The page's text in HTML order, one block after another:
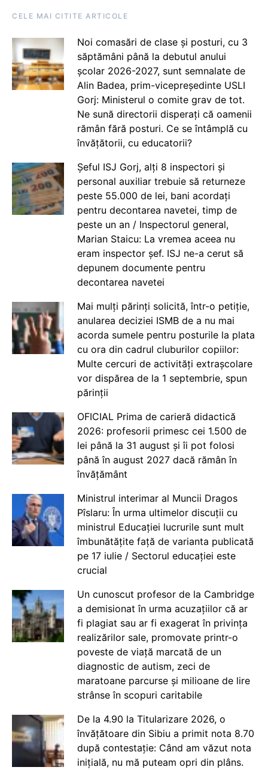
CELE MAI CITITE ARTICOLE
Noi comasări de clase și posturi, cu 3
săptămâni până la debutul anului
școlar 2026-2027, sunt semnalate de
Alin Badea, prim-vicepreședinte USLI
Gorj: Ministerul o comite grav de tot.
Ne sună directorii disperați că oamenii
rămân fără posturi. Ce se întâmplă cu
învățătorii, cu educatorii?
Șeful ISJ Gorj, alți 8 inspectori și
personal auxiliar trebuie să returneze
peste 55.000 de lei, bani acordați
pentru decontarea navetei, timp de
peste un an / Inspectorul general,
Marian Staicu: La vremea aceea nu
eram inspector șef. ISJ ne-a cerut să
depunem documente pentru
decontarea navetei
Mai mulți părinți solicită, într-o petiție,
anularea deciziei ISMB de a nu mai
acorda sumele pentru posturile la plata
cu ora din cadrul cluburilor copiilor:
Multe cercuri de activități extrașcolare
vor dispărea de la 1 septembrie, spun
părinții
OFICIAL Prima de carieră didactică
2026: profesorii primesc cei 1.500 de
lei până la 31 august și îi pot folosi
până în august 2027 dacă rămân în
învățământ
Ministrul interimar al Muncii Dragos
Pîslaru: În urma ultimelor discuții cu
ministrul Educației lucrurile sunt mult
îmbunătățite față de varianta publicată
pe 17 iulie / Sectorul educației este
crucial
Un cunoscut profesor de la Cambridge
a demisionat în urma acuzațiilor că ar
fi plagiat sau ar fi exagerat în privința
realizărilor sale, promovate printr-o
poveste de viață marcată de un
diagnostic de autism, zeci de
maratoane parcurse și milioane de lire
strânse în scopuri caritabile
De la 4.90 la Titularizare 2026, o
învățătoare din Sibiu a primit nota 8.70
după contestație: Când am văzut nota
inițială, nu mă puteam opri din plâns.